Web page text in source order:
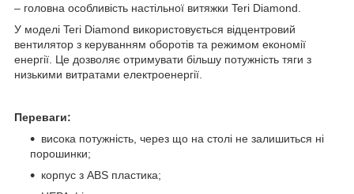
– головна особливість настільної витяжки Teri Diamond.
У моделі Teri Diamond використовується відцентровий
вентилятор з керуванням оборотів та режимом економії
енергії. Це дозволяє отримувати більшу потужність тяги з
низькими витратами електроенергії.
Переваги:
висока потужність, через що на столі не залишиться ні
порошинки;
корпус з ABS пластика;